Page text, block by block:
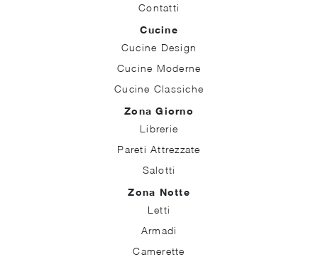
Contatti
Cucine
Cucine Design
Cucine Moderne
Cucine Classiche
Zona Giorno
Librerie
Pareti Attrezzate
Salotti
Zona Notte
Letti
Armadi
Camerette